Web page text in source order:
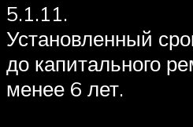
5.1.11.
Установленный
до капитального
менее 6 лет.